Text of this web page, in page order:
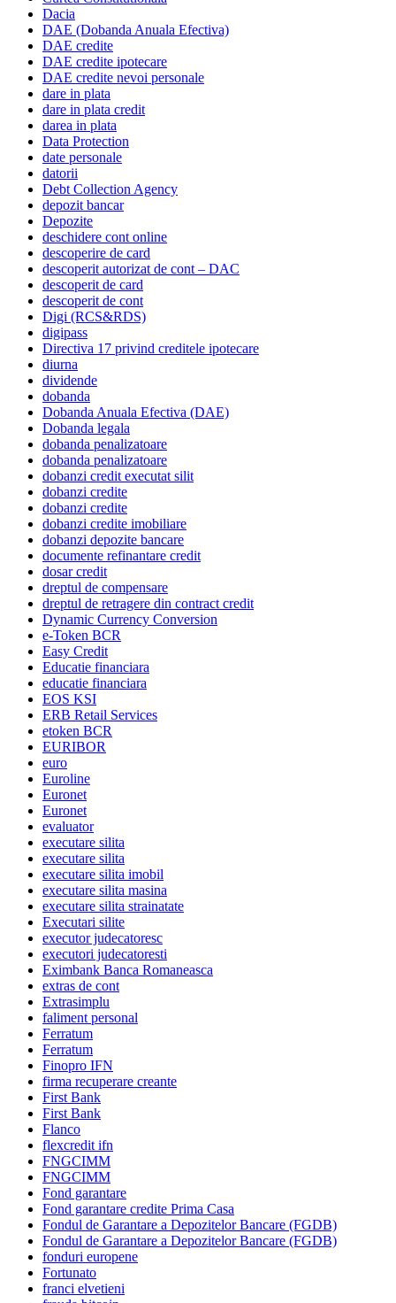
Dacia
DAE (Dobanda Anuala Efectiva)
DAE credite
DAE credite ipotecare
DAE credite nevoi personale
dare in plata
dare in plata credit
darea in plata
Data Protection
date personale
datorii
Debt Collection Agency
depozit bancar
Depozite
deschidere cont online
descoperire de card
descoperit autorizat de cont – DAC
descoperit de card
descoperit de cont
Digi (RCS&RDS)
digipass
Directiva 17 privind creditele ipotecare
diurna
dividende
dobanda
Dobanda Anuala Efectiva (DAE)
Dobanda legala
dobanda penalizatoare
dobanda penalizatoare
dobanzi credit executat silit
dobanzi credite
dobanzi credite
dobanzi credite imobiliare
dobanzi depozite bancare
documente refinantare credit
dosar credit
dreptul de compensare
dreptul de retragere din contract credit
Dynamic Currency Conversion
e-Token BCR
Easy Credit
Educatie financiara
educatie financiara
EOS KSI
ERB Retail Services
etoken BCR
EURIBOR
euro
Euroline
Euronet
Euronet
evaluator
executare silita
executare silita
executare silita imobil
executare silita masina
executare silita strainatate
Executari silite
executor judecatoresc
executori judecatoresti
Eximbank Banca Romaneasca
extras de cont
Extrasimplu
faliment personal
Ferratum
Ferratum
Finopro IFN
firma recuperare creante
First Bank
First Bank
Flanco
flexcredit ifn
FNGCIMM
FNGCIMM
Fond garantare
Fond garantare credite Prima Casa
Fondul de Garantare a Depozitelor Bancare (FGDB)
Fondul de Garantare a Depozitelor Bancare (FGDB)
fonduri europene
Fortunato
franci elvetieni